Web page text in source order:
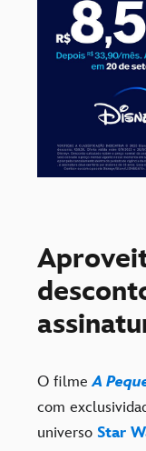
O filmeA
com
universo Star